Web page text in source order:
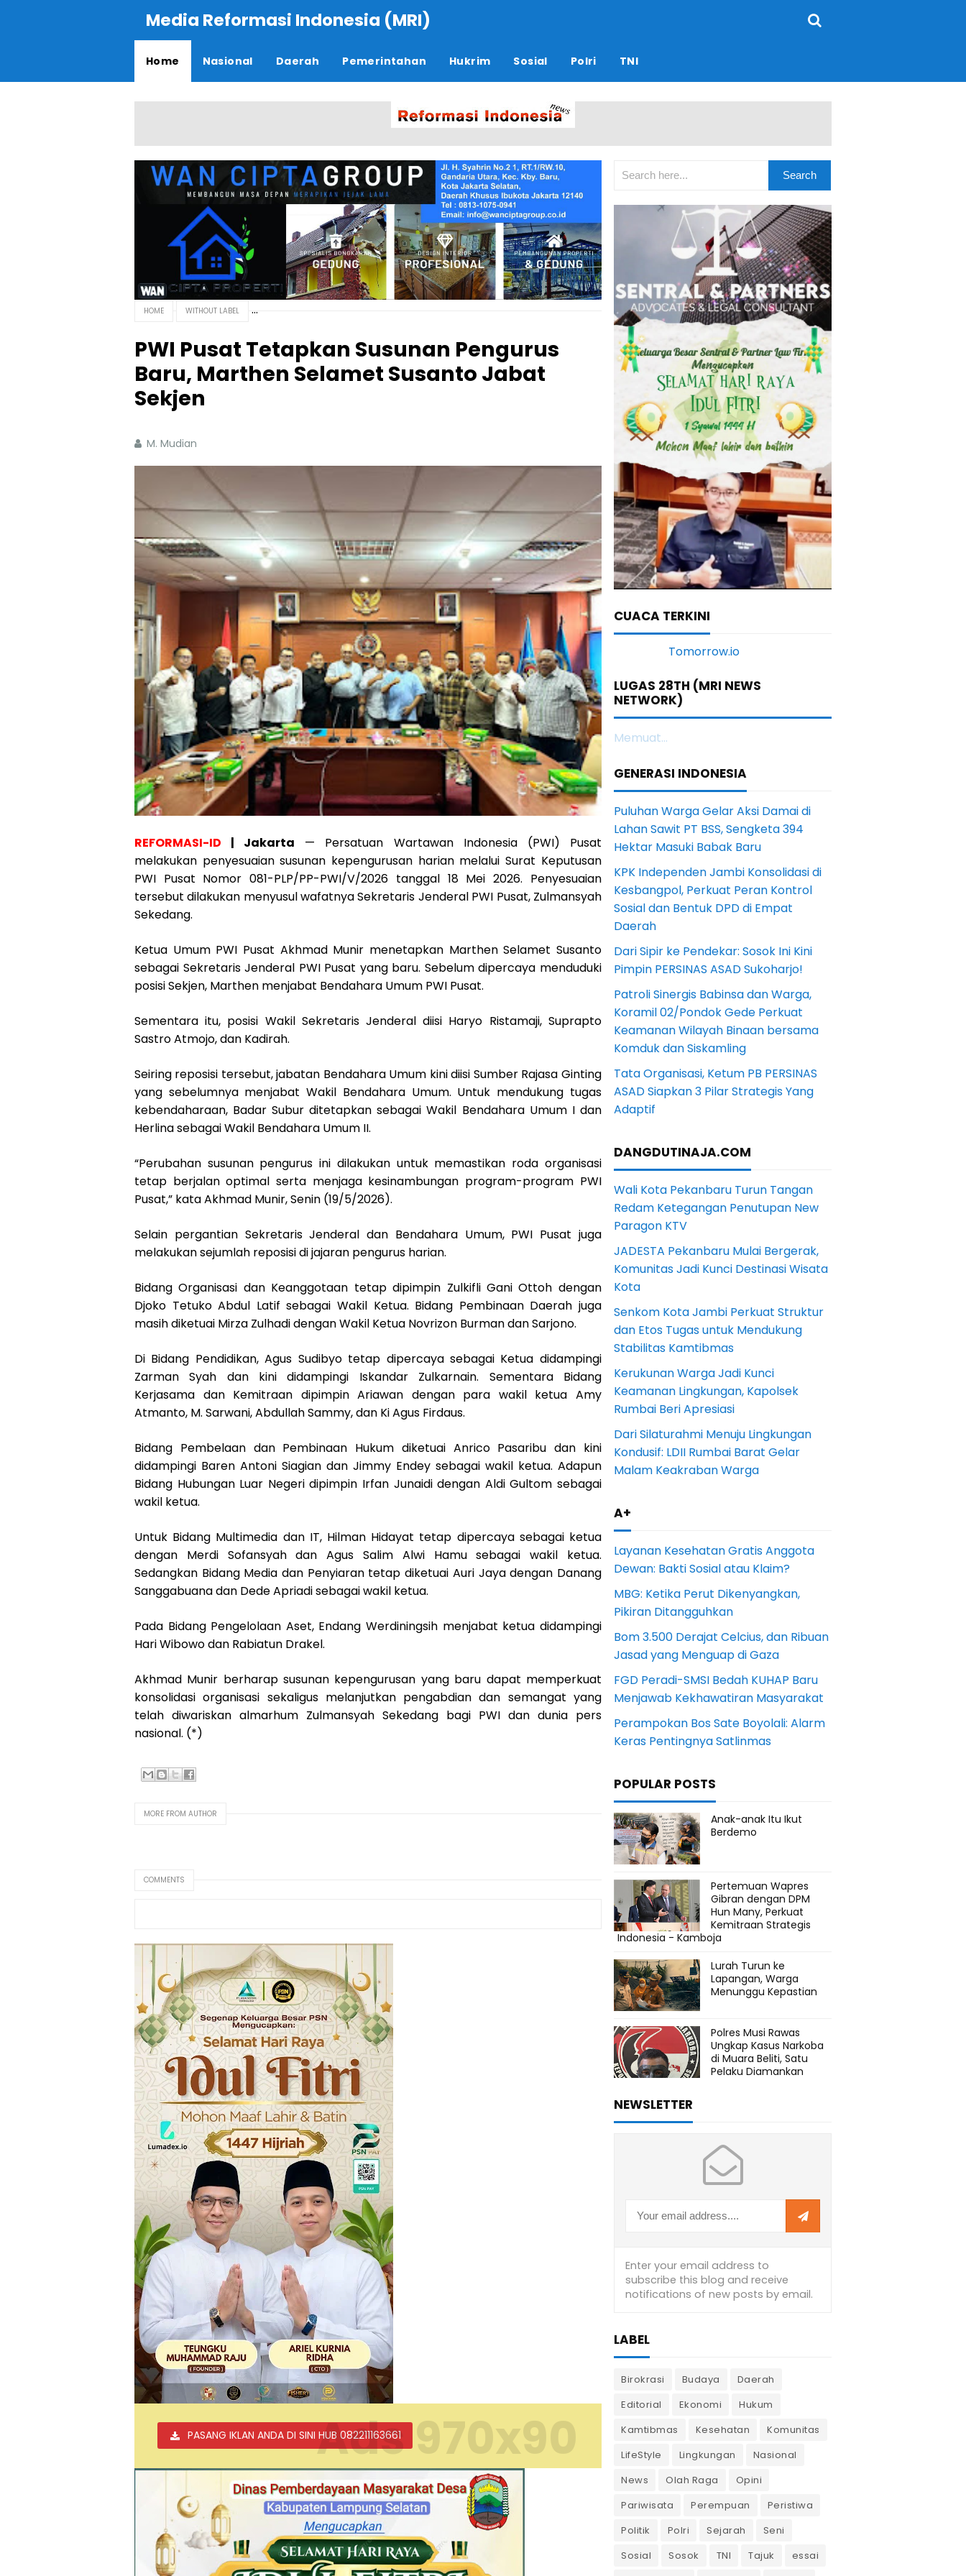
Media Reformasi Indonesia (MRI)
Home Nasional Daerah Pemerintahan Hukrim Sosial Polri TNI
HOME WITHOUT LABEL
PWI Pusat Tetapkan Susunan Pengurus
Baru, Marthen Selamet Susanto Jabat
Sekjen
M. Mudian
REFORMASI-ID | Jakarta — Persatuan Wartawan Indonesia (PWI) Pusat
melakukan penyesuaian susunan kepengurusan harian melalui Surat Keputusan
PWI Pusat Nomor 081-PLP/PP-PWI/V/2026 tanggal 18 Mei 2026. Penyesuaian
tersebut dilakukan menyusul wafatnya Sekretaris Jenderal PWI Pusat, Zulmansyah
Sekedang.
Ketua Umum PWI Pusat Akhmad Munir menetapkan Marthen Selamet Susanto
sebagai Sekretaris Jenderal PWI Pusat yang baru. Sebelum dipercaya menduduki
posisi Sekjen, Marthen menjabat Bendahara Umum PWI Pusat.
Sementara itu, posisi Wakil Sekretaris Jenderal diisi Haryo Ristamaji, Suprapto
Sastro Atmojo, dan Kadirah.
Seiring reposisi tersebut, jabatan Bendahara Umum kini diisi Sumber Rajasa Ginting
yang sebelumnya menjabat Wakil Bendahara Umum. Untuk mendukung tugas
kebendaharaan, Badar Subur ditetapkan sebagai Wakil Bendahara Umum I dan
Herlina sebagai Wakil Bendahara Umum II.
“Perubahan susunan pengurus ini dilakukan untuk memastikan roda organisasi
tetap berjalan optimal serta menjaga kesinambungan program-program PWI
Pusat,” kata Akhmad Munir, Senin (19/5/2026).
Selain pergantian Sekretaris Jenderal dan Bendahara Umum, PWI Pusat juga
melakukan sejumlah reposisi di jajaran pengurus harian.
Bidang Organisasi dan Keanggotaan tetap dipimpin Zulkifli Gani Ottoh dengan
Djoko Tetuko Abdul Latif sebagai Wakil Ketua. Bidang Pembinaan Daerah juga
masih diketuai Mirza Zulhadi dengan Wakil Ketua Novrizon Burman dan Sarjono.
Di Bidang Pendidikan, Agus Sudibyo tetap dipercaya sebagai Ketua didampingi
Zarman Syah dan kini didampingi Iskandar Zulkarnain. Sementara Bidang
Kerjasama dan Kemitraan dipimpin Ariawan dengan para wakil ketua Amy
Atmanto, M. Sarwani, Abdullah Sammy, dan Ki Agus Firdaus.
Bidang Pembelaan dan Pembinaan Hukum diketuai Anrico Pasaribu dan kini
didampingi Baren Antoni Siagian dan Jimmy Endey sebagai wakil ketua. Adapun
Bidang Hubungan Luar Negeri dipimpin Irfan Junaidi dengan Aldi Gultom sebagai
wakil ketua.
Untuk Bidang Multimedia dan IT, Hilman Hidayat tetap dipercaya sebagai ketua
dengan Merdi Sofansyah dan Agus Salim Alwi Hamu sebagai wakil ketua.
Sedangkan Bidang Media dan Penyiaran tetap diketuai Auri Jaya dengan Danang
Sanggabuana dan Dede Apriadi sebagai wakil ketua.
Pada Bidang Pengelolaan Aset, Endang Werdiningsih menjabat ketua didampingi
Hari Wibowo dan Rabiatun Drakel.
Akhmad Munir berharap susunan kepengurusan yang baru dapat memperkuat
konsolidasi organisasi sekaligus melanjutkan pengabdian dan semangat yang
telah diwariskan almarhum Zulmansyah Sekedang bagi PWI dan dunia pers
nasional. (*)
MORE FROM AUTHOR
COMMENTS
PASANG IKLAN ANDA DI SINI HUB 082211163661Ads 970x90
CUACA TERKINI
LUGAS 28TH (MRI NEWS
NETWORK)
Memuat...
GENERASI INDONESIA
Puluhan Warga Gelar Aksi Damai di
Lahan Sawit PT BSS, Sengketa 394
Hektar Masuki Babak Baru
KPK Independen Jambi Konsolidasi di
Kesbangpol, Perkuat Peran Kontrol
Sosial dan Bentuk DPD di Empat
Daerah
Dari Sipir ke Pendekar: Sosok Ini Kini
Pimpin PERSINAS ASAD Sukoharjo!
Patroli Sinergis Babinsa dan Warga,
Koramil 02/Pondok Gede Perkuat
Keamanan Wilayah Binaan bersama
Komduk dan Siskamling
Tata Organisasi, Ketum PB PERSINAS
ASAD Siapkan 3 Pilar Strategis Yang
Adaptif
DANGDUTINAJA.COM
Wali Kota Pekanbaru Turun Tangan
Redam Ketegangan Penutupan New
Paragon KTV
JADESTA Pekanbaru Mulai Bergerak,
Komunitas Jadi Kunci Destinasi Wisata
Kota
Senkom Kota Jambi Perkuat Struktur
dan Etos Tugas untuk Mendukung
Stabilitas Kamtibmas
Kerukunan Warga Jadi Kunci
Keamanan Lingkungan, Kapolsek
Rumbai Beri Apresiasi
Dari Silaturahmi Menuju Lingkungan
Kondusif: LDII Rumbai Barat Gelar
Malam Keakraban Warga
A+
Layanan Kesehatan Gratis Anggota
Dewan: Bakti Sosial atau Klaim?
MBG: Ketika Perut Dikenyangkan,
Pikiran Ditangguhkan
Bom 3.500 Derajat Celcius, dan Ribuan
Jasad yang Menguap di Gaza
FGD Peradi-SMSI Bedah KUHAP Baru
Menjawab Kekhawatiran Masyarakat
Perampokan Bos Sate Boyolali: Alarm
Keras Pentingnya Satlinmas
POPULAR POSTS
Anak-anak Itu Ikut
Berdemo
Pertemuan Wapres
Gibran dengan DPM
Hun Many, Perkuat
Kemitraan Strategis
Indonesia - Kamboja
Lurah Turun ke
Lapangan, Warga
Menunggu Kepastian
Polres Musi Rawas
Ungkap Kasus Narkoba
di Muara Beliti, Satu
Pelaku Diamankan
NEWSLETTER
LABEL
Birokrasi Budaya
Daerah
Editorial
Ekonomi
Hukum
Kamtibmas
Kesehatan
Komunitas
LifeStyle
Lingkungan
Nasional
News
Olah Raga
Opini
Pariwisata
Perempuan
Peristiwa
Politik
Polri Sejarah
Seni
Sosial
Sosok TNI Tajuk
essai